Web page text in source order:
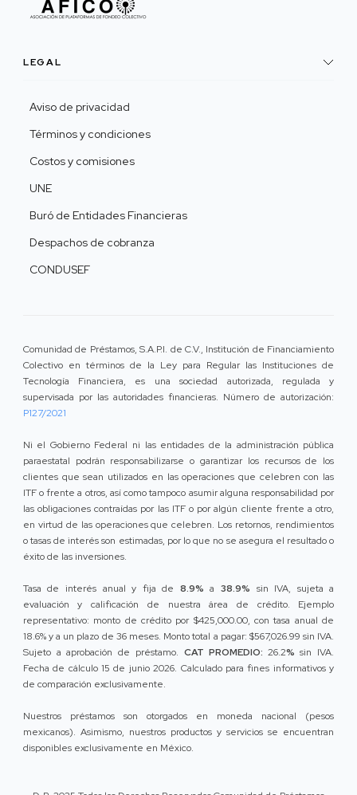
LEGAL
Aviso de privacidad
Términos y condiciones
Costos y comisiones
UNE
Buró de Entidades Financieras
Despachos de cobranza
CONDUSEF
Comunidad de Préstamos, S.A.P.I. de C.V., Institución de Financiamiento
Colectivo en términos de la Ley para Regular las Instituciones de
Tecnología Financiera, es una sociedad autorizada, regulada y
supervisada por las autoridades financieras. Número de autorización:
P127/2021
Ni el Gobierno Federal ni las entidades de la administración pública
paraestatal podrán responsabilizarse o garantizar los recursos de los
clientes que sean utilizados en las operaciones que celebren con las
ITF o frente a otros, así como tampoco asumir alguna responsabilidad por
las obligaciones contraídas por las ITF o por algún cliente frente a otro,
en virtud de las operaciones que celebren. Los retornos, rendimientos
o tasas de interés son estimadas, por lo que no se asegura el resultado o
éxito de las inversiones.
Tasa de interés anual y fija de 8.9% a 38.9% sin IVA, sujeta a
evaluación y calificación de nuestra área de crédito. Ejemplo
representativo: monto de crédito por $425,000.00, con tasa anual de
18.6% y a un plazo de 36 meses. Monto total a pagar: $567,026.99 sin IVA.
Sujeto a aprobación de préstamo. CAT PROMEDIO: 26.2% sin IVA.
Fecha de cálculo 15 de junio 2026. Calculado para fines informativos y
de comparación exclusivamente.
Nuestros préstamos son otorgados en moneda nacional (pesos
mexicanos). Asimismo, nuestros productos y servicios se encuentran
disponibles exclusivamente en México.